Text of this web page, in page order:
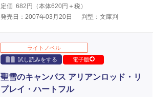
定価 682 円（本体620円＋税）
発売日：2007年03月20日
判型：文庫判
ライトノベル
試し読みをする
電子版
聖雪のキャンパス アリアンロッド・リ
プレイ・ハートフル